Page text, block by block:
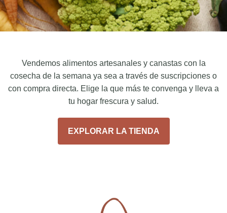
Vendemos alimentos artesanales y canastas con la
cosecha de la semana ya sea a través de suscripciones o
con compra directa. Elige la que más te convenga y lleva a
tu hogar frescura y salud.
EXPLORAR LA TIENDA